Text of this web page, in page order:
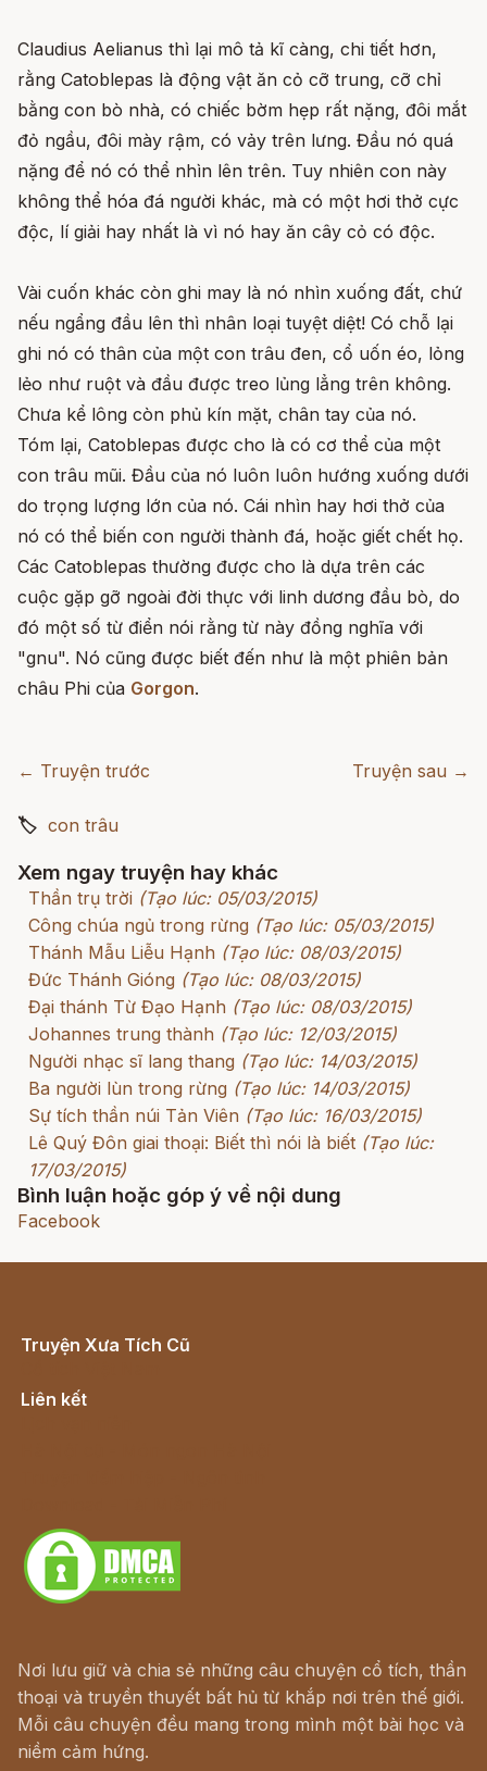
Claudius Aelianus thì lại mô tả kĩ càng, chi tiết hơn,
rằng Catoblepas là động vật ăn cỏ cỡ trung, cỡ chỉ
bằng con bò nhà, có chiếc bờm hẹp rất nặng, đôi mắt
đỏ ngầu, đôi mày rậm, có vảy trên lưng. Đầu nó quá
nặng để nó có thể nhìn lên trên. Tuy nhiên con này
không thể hóa đá người khác, mà có một hơi thở cực
độc, lí giải hay nhất là vì nó hay ăn cây cỏ có độc.
Vài cuốn khác còn ghi may là nó nhìn xuống đất, chứ
nếu ngẩng đầu lên thì nhân loại tuyệt diệt! Có chỗ lại
ghi nó có thân của một con trâu đen, cổ uốn éo, lỏng
lẻo như ruột và đầu được treo lủng lẳng trên không.
Chưa kể lông còn phủ kín mặt, chân tay của nó.
Tóm lại, Catoblepas được cho là có cơ thể của một
con trâu mũi. Đầu của nó luôn luôn hướng xuống dưới
do trọng lượng lớn của nó. Cái nhìn hay hơi thở của
nó có thể biến con người thành đá, hoặc giết chết họ.
Các Catoblepas thường được cho là dựa trên các
cuộc gặp gỡ ngoài đời thực với linh dương đầu bò, do
đó một số từ điển nói rằng từ này đồng nghĩa với
"gnu". Nó cũng được biết đến như là một phiên bản
châu Phi của Gorgon.
← Truyện trước Truyện sau →
🏷 con trâu
Xem ngay truyện hay khác
Thần trụ trời (Tạo lúc: 05/03/2015)
Công chúa ngủ trong rừng (Tạo lúc: 05/03/2015)
Thánh Mẫu Liễu Hạnh (Tạo lúc: 08/03/2015)
Đức Thánh Gióng (Tạo lúc: 08/03/2015)
Đại thánh Từ Đạo Hạnh (Tạo lúc: 08/03/2015)
Johannes trung thành (Tạo lúc: 12/03/2015)
Người nhạc sĩ lang thang (Tạo lúc: 14/03/2015)
Ba người lùn trong rừng (Tạo lúc: 14/03/2015)
Sự tích thần núi Tản Viên (Tạo lúc: 16/03/2015)
Lê Quý Đôn giai thoại: Biết thì nói là biết (Tạo lúc:
17/03/2015)
Bình luận hoặc góp ý về nội dung
Facebook
Truyện Xưa Tích Cũ
Liên kết
Nơi lưu giữ và chia sẻ những câu chuyện cổ tích, thần
thoại và truyền thuyết bất hủ từ khắp nơi trên thế giới.
Mỗi câu chuyện đều mang trong mình một bài học và
niềm cảm hứng.